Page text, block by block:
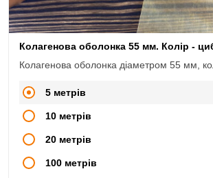
Колагенова оболонка 55 мм. Колір -
5 метрів
10 метрів
20 метрів
100 метрів